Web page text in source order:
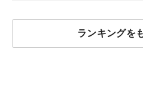
ランキングを